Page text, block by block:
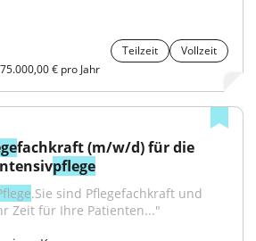
Teilzeit
Vollzeit
€ pro Jahr
fachkraft (m/w/d) für die
pflege
.Sie sind Pflegefachkraft und
Zeit für Ihre Patienten..."